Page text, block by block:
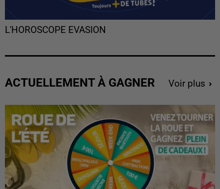
L'HOROSCOPE EVASION
ACTUELLEMENT À GAGNER Voir plus